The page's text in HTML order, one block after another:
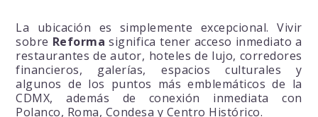
La ubicación es simplemente excepcional. Vivir
sobre Reformasignifica tener acceso inmediato a
restaurantes de autor, hoteles de lujo, corredores
financieros, galerías, espacios culturales y
algunos de los puntos más emblemáticos de la
CDMX, además de conexión inmediata con
Polanco, Roma, Condesa y Centro Histórico.